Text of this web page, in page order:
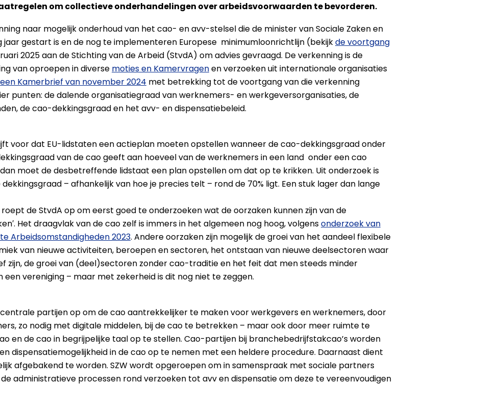
om collectieve onderhandelingen over arbeidsvoorwaarden te bevorderen.
naar mogelijk onderhoud van het cao- en avv-stelsel die de minister van Sociale Zaken en
jaar gestart is en de nog te implementeren Europese minimumloonrichtlijn (bekijkde voortgang
2025 aan de Stichting van de Arbeid (StvdA) om advies gevraagd. De verkenning is de
van oproepen in diverse moties en Kamervragenen verzoeken uit internationale organisaties
een Kamerbrief van november 2024 met betrekking tot de voortgang van die verkenning
punten: de dalende organisatiegraad van werknemers- en werkgeversorganisaties, de
de cao-dekkingsgraad en het avv- en dispensatiebeleid.
voor dat EU-lidstaten een actieplan moeten opstellen wanneer de cao-dekkingsgraad onder
van de cao geeft aan hoeveel van de werknemers in een land onder een cao
moet de desbetreffende lidstaat een plan opstellen om dat op te krikken. Uit onderzoek is
– afhankelijk van hoe je precies telt – rond de 70% ligt. Een stuk lager dan lange
roept de StvdA op om eerst goed te onderzoeken wat de oorzaken kunnen zijn van de
Het draagvlak van de cao zelf is immers in het algemeen nog hoog, volgensonderzoek van
Arbeidsomstandigheden 2023. Andere oorzaken zijn mogelijk de groei van het aandeel flexibele
van nieuwe activiteiten, beroepen en sectoren, het ontstaan van nieuwe deelsectoren waar
zijn, de groei van (deel)sectoren zonder cao-traditie en het feit dat men steeds minder
vereniging – maar met zekerheid is dit nog niet te zeggen.
partijen op om de cao aantrekkelijker te maken voor werkgevers en werknemers, door
zo nodig met digitale middelen, bij de cao te betrekken – maar ook door meer ruimte te
en de cao in begrijpelijke taal op te stellen. Cao-partijen bij branchebedrijfstakcao’s worden
dispensatiemogelijkheid in de cao op te nemen met een heldere procedure. Daarnaast dient
afgebakend te worden. SZW wordt opgeroepen om in samenspraak met sociale partners
administratieve processen rond verzoeken tot avv en dispensatie om deze te vereenvoudigen